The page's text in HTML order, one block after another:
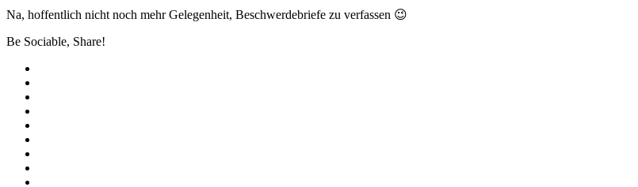
Na, hoffentlich nicht noch mehr Gelegenheit, Beschwerdebriefe zu verfassen 😉
Be Sociable, Share!